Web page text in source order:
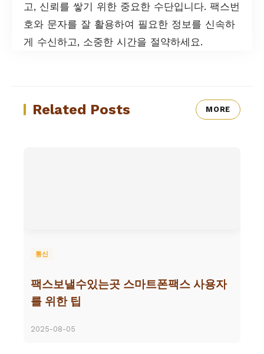
고, 신뢰를 쌓기 위한 중요한 수단입니다. 팩스번
호와 문자를 잘 활용하여 필요한 정보를 신속하
게 수신하고, 소중한 시간을 절약하세요.
Related Posts MORE
통신
팩스보낼수있는곳 스마트폰팩스 사용자
를 위한 팁
2025-08-05